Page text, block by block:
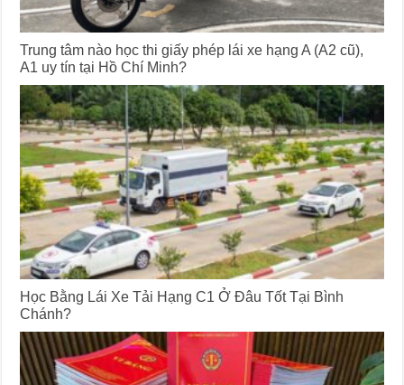
Trung tâm nào học thi giấy phép lái xe hạng A (A2 cũ),
A1 uy tín tại Hồ Chí Minh?
Học Bằng Lái Xe Tải Hạng C1 Ở Đâu Tốt Tại Bình
Chánh?